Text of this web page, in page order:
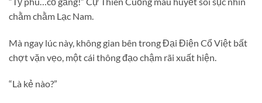
chằm chằm Lạc Nam.
Mà ngay lúc này, không gian bên trong Đại Điện Cổ Việt bất
chợt vặn vẹo, một cái thông đạo chậm rãi xuất hiện.
“Là kẻ nào?”